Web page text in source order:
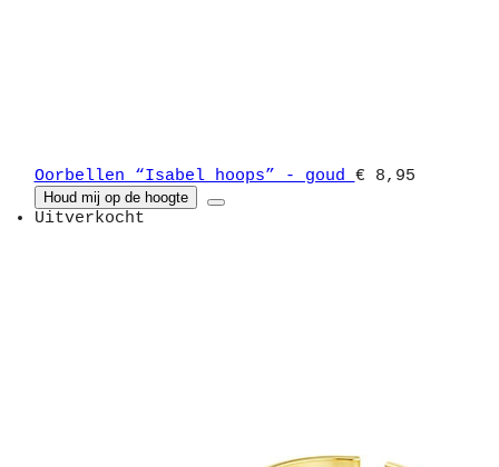
Oorbellen “Isabel hoops” - goud € 8,95
Houd mij op de hoogte
Uitverkocht